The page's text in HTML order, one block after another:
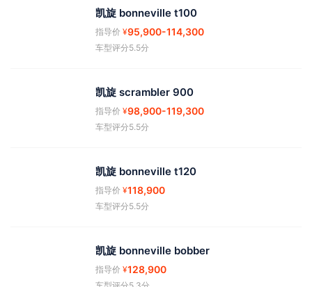
凯旋 bonneville t100
指导价 ¥95,900-114,300
车型评分5.5分
凯旋 scrambler 900
指导价 ¥98,900-119,300
车型评分5.5分
凯旋 bonneville t120
指导价 ¥118,900
车型评分5.5分
凯旋 bonneville bobber
指导价 ¥128,900